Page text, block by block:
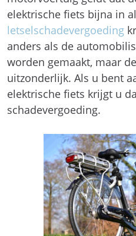
elektrische fiets bijna in
letselschadevergoeding
anders als de
worden gemaakt, maar
uitzonderlijk. Als u bent
elektrische fiets krijgt u
schadevergoeding.